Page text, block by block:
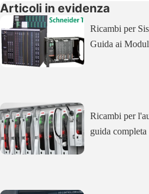
Articoli in evidenza
Ricambi per
Guida ai
Ricambi per
guida